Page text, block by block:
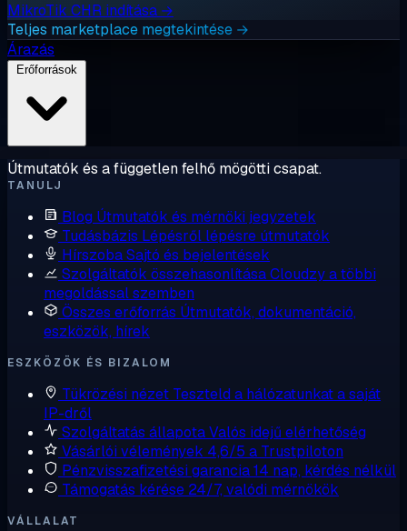
MikroTik CHR indítása →
Teljes marketplace megtekintése →
Árazás
Útmutatók és a független felhő mögötti csapat.
TANULJ
Blog Útmutatók és mérnöki jegyzetek
Tudásbázis Lépésről lépésre útmutatók
HírszobaSajtó és bejelentések
Szolgáltatók összehasonlításaCloudzy a többi
megoldással szemben
Összes erőforrás Útmutatók, dokumentáció,
eszközök, hírek
ESZKÖZÖK ÉS BIZALOM
Tükrözési nézet Teszteld a hálózatunkat a saját
IP-dről
Szolgáltatás állapotaValós idejű elérhetőség
Vásárlói vélemények 4,6/5 a Trustpiloton
Pénzvisszafizetési garancia14 nap, kérdés nélkül
Támogatás kérése 24/7, valódi mérnökök
VÁLLALAT